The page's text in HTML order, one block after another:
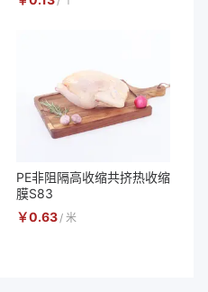
PE非阻隔高收缩共挤热收缩
膜S83
￥0.63 / 米